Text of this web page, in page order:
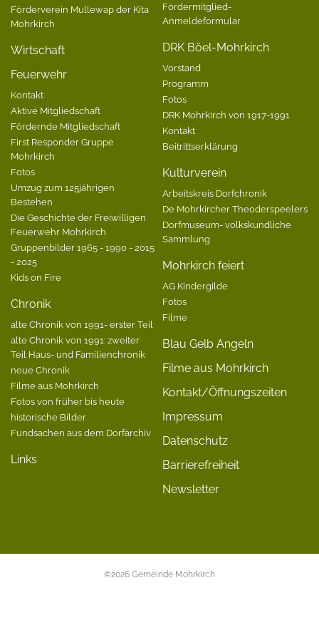
Förderverein Mullewap der Kita
Mohrkirch
Wirtschaft
Feuerwehr
Kontakt
Aktive Mitgliedschaft
Fördernde Mitgliedschaft
First Responder Gruppe
Mohrkirch
Fotos
Umzug zum 125jährigen
Bestehen
Die Geschichte der Freiwilligen
Feuerwehr Mohrkirch
Gruppenbilder 1965 - 1990 - 2015
- 2025
Kids on Fire
Chronik
alte Chronik von 1991- erster Teil
alte Chronik von 1991: zweiter
Teil Haus- und Familienchronik
neue Chronik
Filme aus Mohrkirch
Fotos von früher bis heute
historische Bilder
Fundsachen aus dem Dorfarchiv
Links
Fördermitglied-
Anmeldeformular
DRK Böel-Mohrkirch
Vorstand
Programm
Fotos
DRK Mohrkirch von 1917-1991
Kontakt
Beitrittserklärung
Kulturverein
Arbeitskreis Dorfchronik
De Mohrkircher Theoderspeelers
Dorfmuseum- volkskundliche
Sammlung
Mohrkirch feiert
AG Kindergilde
Fotos
Filme
Blau Gelb Angeln
Filme aus Mohrkirch
Kontakt/Öffnungszeiten
Impressum
Datenschutz
Barrierefreiheit
Newsletter
©2026 Gemeinde Mohrkirch